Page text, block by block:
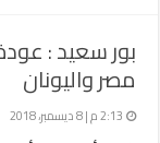
بور سعيد :
مصر واليونان
2:13 م | 8 ديسمبر، 2018